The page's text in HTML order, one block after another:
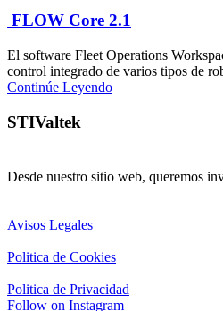
FLOW Core 2.1
El software Fleet Operations
control integrado de varios tipos de
Continúe Leyendo
STIValtek
Desde nuestro sitio web, queremos
Avisos Legales
Politica de Cookies
Politica de Privacidad
Follow on Instagram